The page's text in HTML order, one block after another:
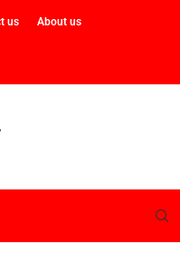
us About us